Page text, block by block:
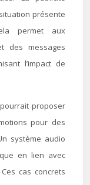
présente
permet aux
des messages
l’impact de
proposer
pour des
système audio
en lien avec
cas concrets